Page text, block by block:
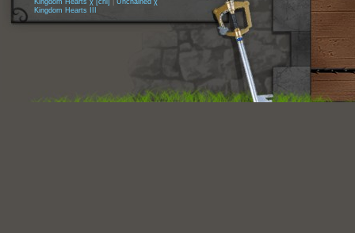
Kingdom Hearts χ [chi]
Unchained χ
Kingdom Hearts III